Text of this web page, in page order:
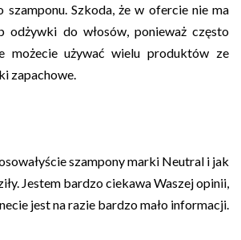
szamponu. Szkoda, że w ofercie nie ma
odżywki do włosów, ponieważ często
możecie używać wielu produktów ze
zapachowe.
szampony marki Neutral i jak
Jestem bardzo ciekawa Waszej opinii,
jest na razie bardzo mało informacji.